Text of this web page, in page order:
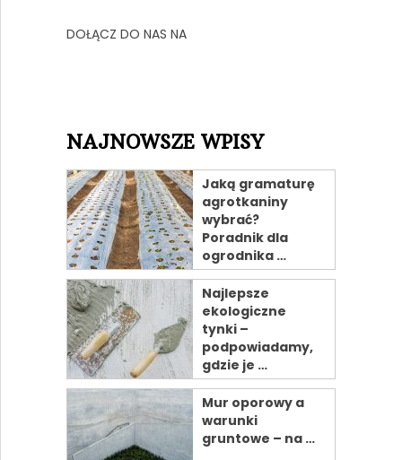
DOŁĄCZ DO NAS NA
NAJNOWSZE WPISY
Jaką gramaturę
agrotkaniny
wybrać?
Poradnik dla
ogrodnika …
Najlepsze
ekologiczne
tynki –
podpowiadamy,
gdzie je …
Mur oporowy a
warunki
gruntowe – na …